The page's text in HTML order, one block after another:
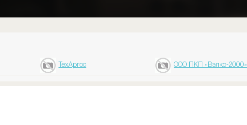
ТехАргос ООО ПКП «Вэлко-2000»